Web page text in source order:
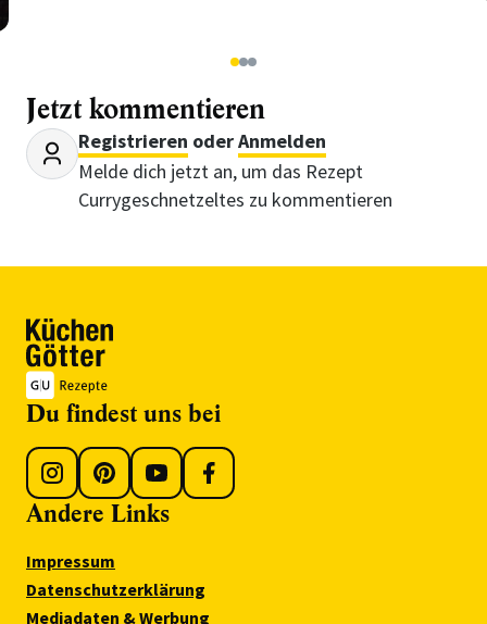
123
Jetzt kommentieren
Registrieren oderAnmelden
Melde dich jetzt an, um das Rezept
Currygeschnetzeltes zu kommentieren
Du findest uns bei
Andere Links
Impressum
Datenschutzerklärung
Mediadaten & Werbung